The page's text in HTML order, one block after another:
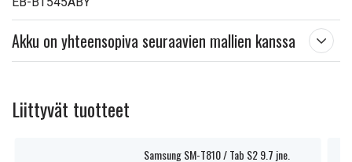
Akku on yhteensopiva seuraavien mallien kanssa
Liittyvät tuotteet
Samsung SM-T810 / Tab S2 9.7 jne.